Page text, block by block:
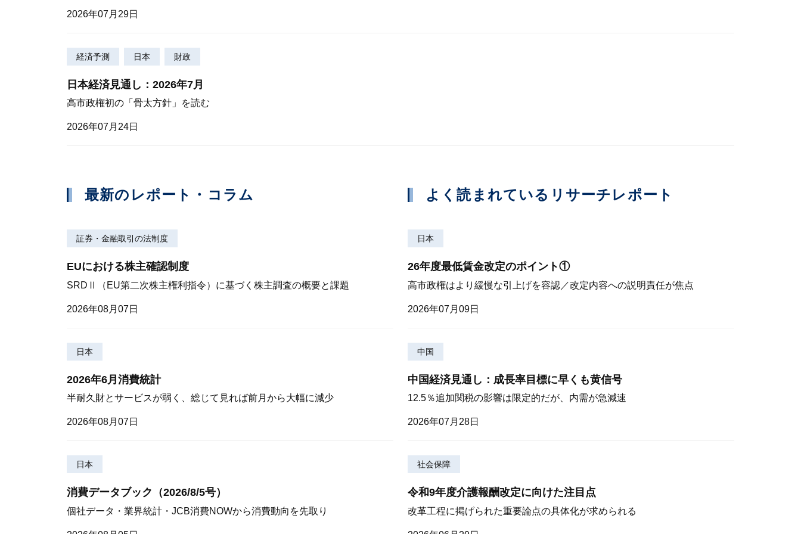
2026年07月29日
経済予測 日本 財政
日本経済見通し：2026年7月
高市政権初の「骨太方針」を読む
2026年07月24日
最新のレポート・コラム
証券・金融取引の法制度
EUにおける株主確認制度
SRDⅡ（EU第二次株主権利指令）に基づく株主調査の概要と課題
2026年08月07日
日本
2026年6月消費統計
半耐久財とサービスが弱く、総じて見れば前月から大幅に減少
2026年08月07日
日本
消費データブック（2026/8/5号）
個社データ・業界統計・JCB消費NOWから消費動向を先取り
よく読まれているリサーチレポート
日本
26年度最低賃金改定のポイント①
高市政権はより緩慢な引上げを容認／改定内容への説明責任が焦点
2026年07月09日
中国
中国経済見通し：成長率目標に早くも黄信号
12.5％追加関税の影響は限定的だが、内需が急減速
2026年07月28日
社会保障
令和9年度介護報酬改定に向けた注目点
改革工程に掲げられた重要論点の具体化が求められる